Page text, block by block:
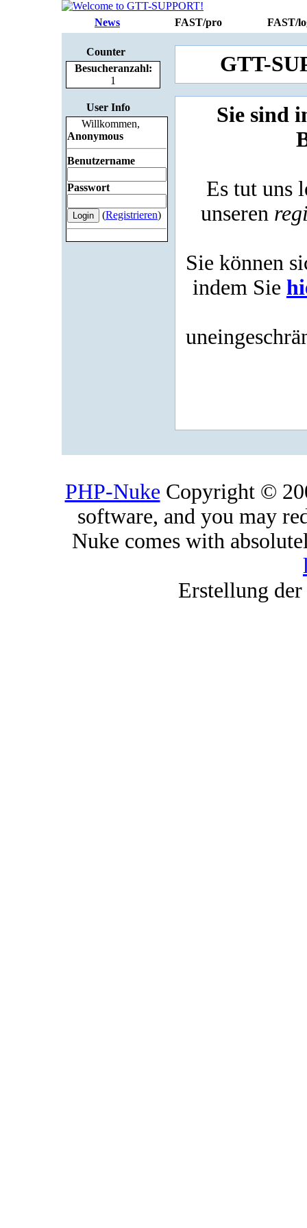
News FAST/pro FAST/
Counter
Besucheranzahl:
1
User Info
Willkommen,
Anonymous
Benutzername
Passwort
(Registrieren)
GTT-
Sie sind
Es tut uns
unseren
Sie können
indem Sie
PHP-Nuke Copyright ©
software, and you may
Nuke comes with
Erstellung